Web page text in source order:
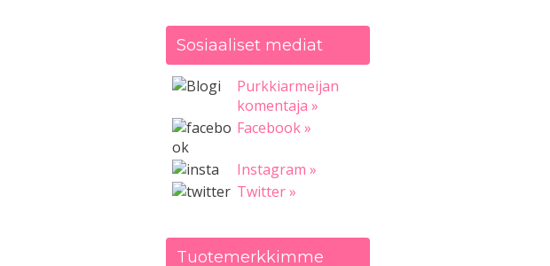
Sosiaaliset mediat
Purkkiarmeijan
komentaja »
Facebook »
Instagram »
Twitter »
Tuotemerkkimme